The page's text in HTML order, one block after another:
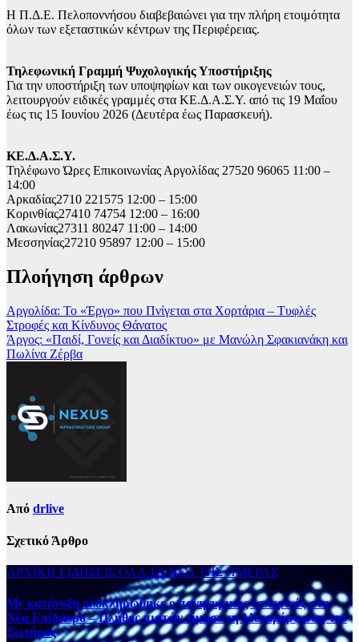
Η Π.Δ.Ε. Πελοποννήσου διαβεβαιώνει για την πλήρη ετοιμότητα
όλων των εξεταστικών κέντρων της Περιφέρειας.
Τηλεφωνική Γραμμή Ψυχολογικής Υποστήριξης
Για την υποστήριξη των υποψηφίων και των οικογενειών τους,
λειτουργούν ειδικές γραμμές στα ΚΕ.Δ.Α.Σ.Υ. από τις 19 Μαΐου
έως τις 15 Ιουνίου 2026 (Δευτέρα έως Παρασκευή).
ΚΕ.Δ.Α.Σ.Υ.
Τηλέφωνο Ώρες Επικοινωνίας Αργολίδας 27520 96065 11:00 –
14:00
Αρκαδίας2710 221575 12:00 – 15:00
Κορινθίας27410 74754 12:00 – 16:00
Λακωνίας27311 80247 11:00 – 14:00
Μεσσηνίας27210 95897 12:00 – 15:00
Πλοήγηση άρθρων
Αργολίδα: Το «Έργο» που Πνίγεται στα Χορτάρια – Τυφλές
Στροφές και Κίνδυνος Θάνατος
Άργος: «Παιδί, Γονείς και Διαδίκτυο» με Μανώλη Σφακιανάκη και
Πωλίνα Ζέρβα
Από drlive
Σχετικό Άρθρο
ΑΡΧΙΚΗ ΕΙΔΗΣΕΙΣ ΟΛΑ ΤΑ ΝΕΑ ΤΗΣ ΗΜΕΡΑΣ
Με κατάνυξη ολοκληρώθηκε ο πανηγυρικός εσπερινός στη
Νέα Επίδαυρο – Πλήθος πιστών τίμησε τη Μεταμόρφωση του
Σωτήρος